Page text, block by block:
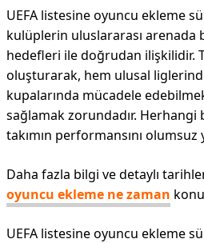
UEFA listesine oyuncu ekleme
kulüplerin uluslararası arenada
hedefleri ile doğrudan ilişkilidir.
oluşturarak, hem ulusal
kupalarında mücadele
sağlamak zorundadır. Herhangi
takımın performansını
Daha fazla bilgi ve detaylı
oyuncu ekleme ne zaman
UEFA listesine oyuncu ekleme